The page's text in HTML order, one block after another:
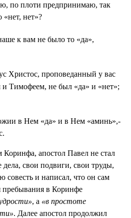
по плоти предпринимаю, так
«нет, нет»?
к вам не было то «да»,
Христос, проповеданный у вас
Тимофеем, не был «да» и «нет»;
в Нем «да» и в Нем «аминь»,-
апостол Павел не стал
свои подвиги, свои труды,
совесть и написал, что он сам
пребывания в Коринфе
, а «в простоте
. Далее апостол продолжил